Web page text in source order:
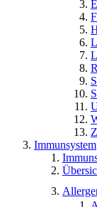
Immunsystem